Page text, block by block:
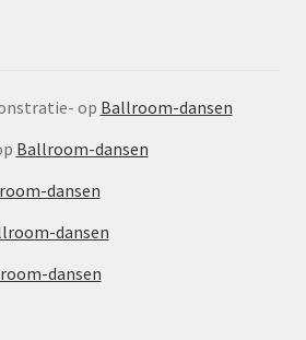
op Ballroom-dansen
Ballroom-dansen
dansen
dansen
dansen